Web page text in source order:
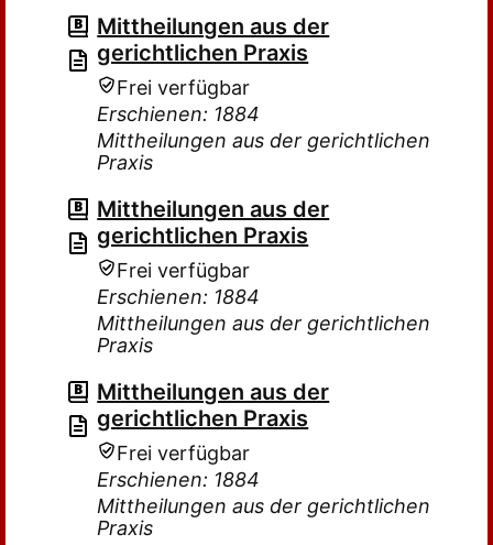
Mittheilungen aus der
gerichtlichen Praxis
Frei verfügbar
Erschienen: 1884
Mittheilungen aus der gerichtlichen
Praxis
Mittheilungen aus der
gerichtlichen Praxis
Frei verfügbar
Erschienen: 1884
Mittheilungen aus der gerichtlichen
Praxis
Mittheilungen aus der
gerichtlichen Praxis
Frei verfügbar
Erschienen: 1884
Mittheilungen aus der gerichtlichen
Praxis